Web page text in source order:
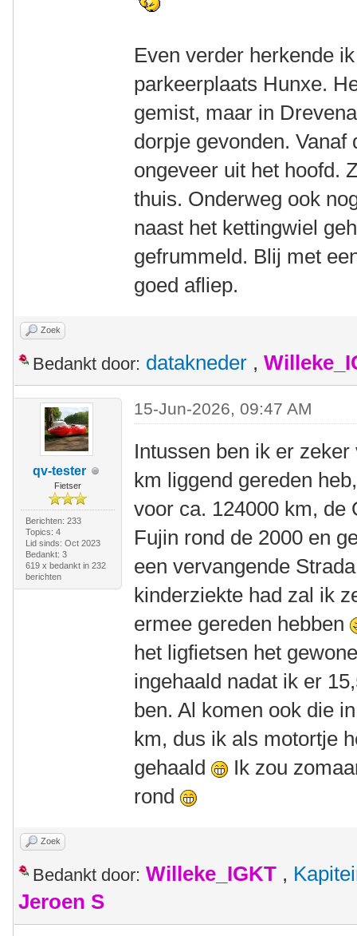
Even verder herkende
parkeerplaats Hunxe.
gemist, maar in
dorpje gevonden.
ongeveer uit het hoofd.
thuis. Onderweg ook
naast het kettingwiel
gefrummeld. Blij met
goed afliep.
Zoek
Bedankt door: datakneder ,
qv-tester
Fietser
Berichten: 233
Topics: 4
Lid sinds: Oct 2023
Bedankt: 3
619 x bedankt in 232
berichten
15-Jun-2026, 09:47 AM
Intussen ben ik er
km liggend gereden
voor ca. 124000 km, de
Fujin rond de 2000 en
een vervangende
kinderziekte had zal ik
ermee gereden hebben
het ligfietsen het
ingehaald nadat ik er
ben. Al komen ook die
km, dus ik als motortje
gehaald
Ik zou
rond
Zoek
Bedankt door: Willeke_IGKT ,
Jeroen S